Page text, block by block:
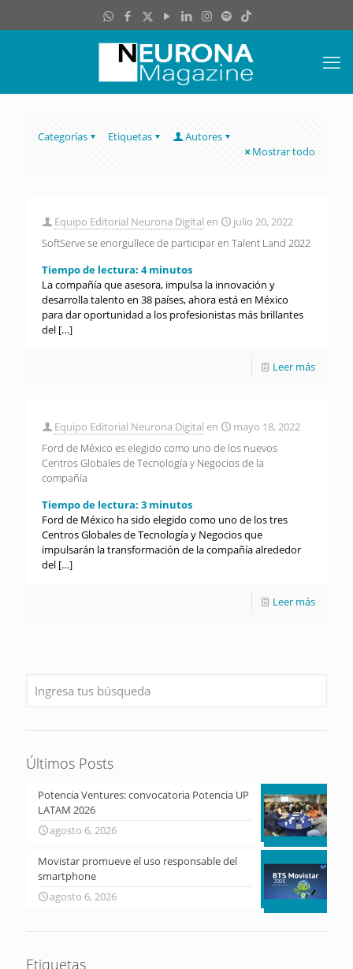
Categorías Etiquetas
Autores
Mostrar todo
Equipo Editorial Neurona Digital en
julio 20, 2022
SoftServe se enorgullece de participar en Talent Land 2022
Tiempo de lectura: 4 minutos
La compañía que asesora, impulsa la innovación y
desarrolla talento en 38 países, ahora está en México
para dar oportunidad a los profesionistas más brillantes
del […]
Leer más
Equipo Editorial Neurona Digital en
mayo 18, 2022
Ford de México es elegido como uno de los nuevos
Centros Globales de Tecnología y Negocios de la
compañía
Tiempo de lectura: 3 minutos
Ford de México ha sido elegido como uno de los tres
Centros Globales de Tecnología y Negocios que
impulsarán la transformación de la compañía alrededor
del […]
Leer más
Últimos Posts
Potencia Ventures: convocatoria Potencia UP
LATAM 2026
agosto 6, 2026
Movistar promueve el uso responsable del
smartphone
agosto 6, 2026
Etiquetas